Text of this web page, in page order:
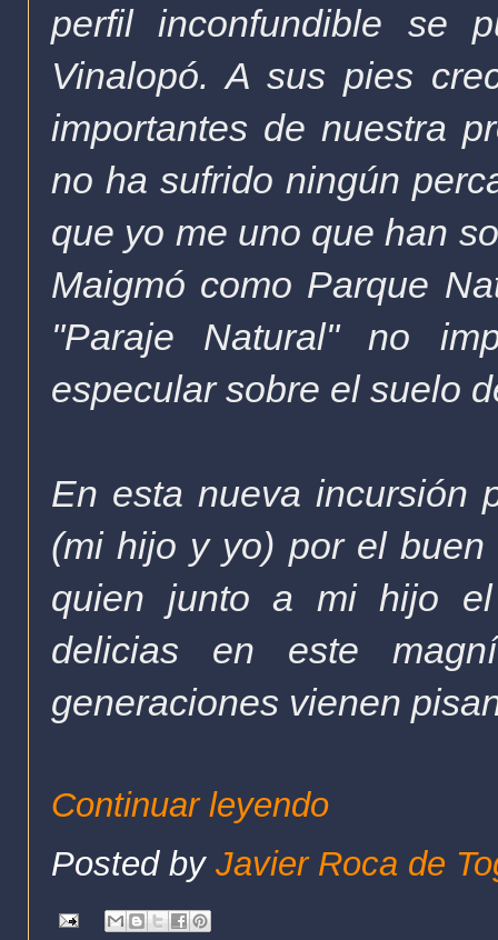
perfil inconfundible se
Vinalopó. A sus pies
importantes de nuestra
no ha sufrido ningún
que yo me uno que han
Maigmó como Parque
"Paraje Natural" no
especular sobre el suelo
En esta nueva incursión
(mi hijo y yo) por el
quien junto a mi hijo el
delicias en este
generaciones vienen
Continuar leyendo
Posted by Javier Roca de